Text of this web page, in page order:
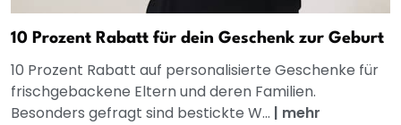
10 Prozent Rabatt für dein Geschenk zur Geburt
10 Prozent Rabatt auf personalisierte Geschenke für
frischgebackene Eltern und deren Familien.
Besonders gefragt sind bestickte W... | mehr